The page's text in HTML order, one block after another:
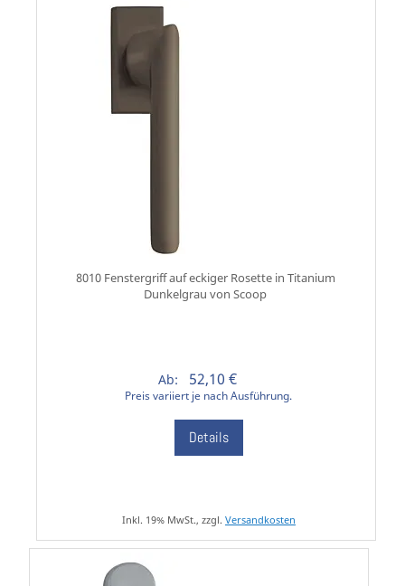
8010 Fenstergriff auf eckiger Rosette in Titanium
Dunkelgrau von Scoop
Ab: 52,10 €
Preis variiert je nach Ausführung.
Details
Inkl. 19% MwSt., zzgl. Versandkosten